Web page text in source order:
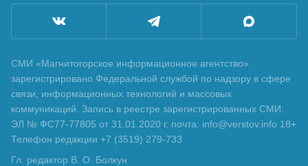
СМИ «Магнитогорское информационное агентство»
зарегистрировано Федеральной службой по надзору в сфере
связи, информационных технологий и массовых
коммуникаций. Запись в реестре зарегистрированных СМИ:
ЭЛ № ФС77-77805 от 31.01.2020 г. почта: info@verstov.info 18+
Телефон редакции +7 (3519) 279-733
Гл. редактор В. О. Болкун